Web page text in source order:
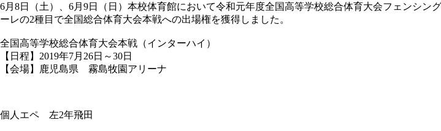
6月8日（土）、6月9日（日）本校体育館において令和元年度全国高等学校総合体育大会フェンシ
ーレの2種目で全国総合体育大会本戦への出場権を獲得しました。
全国高等学校総合体育大会本戦（インターハイ）
【日程】2019年7月26日～30日
【会場】鹿児島県 霧島牧園アリーナ
個人エペ 左2年飛田